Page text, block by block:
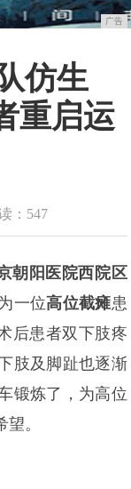
广告
仿生
重启运
：547
朝阳医院西院区
一位高位截瘫患
后患者双下肢疼
肢及脚趾也逐渐
锻炼了，为高位
。